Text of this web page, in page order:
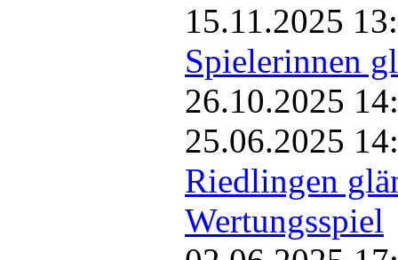
15.11.2025
Spielerinnen
26.10.2025
25.06.2025
Riedlingen
Wertungsspiel